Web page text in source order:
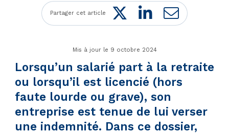
Partager cet article Twitter
LinkedIn
Mail
Mis à jour le 9 octobre 2024
Lorsqu’un salarié part à la retraite
ou lorsqu’il est licencié (hors
faute lourde ou grave), son
entreprise est tenue de lui verser
une indemnité. Dans ce dossier,